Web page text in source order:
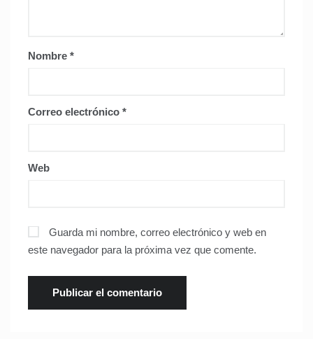
Nombre *
Correo electrónico *
Web
Guarda mi nombre, correo electrónico y web en
este navegador para la próxima vez que comente.